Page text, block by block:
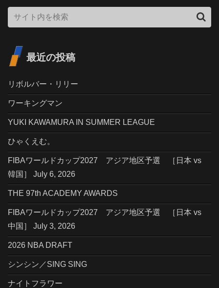
最近の投稿
リボルバー・リリー
ワーキングマン
YUKI KAWAMURA IN SUMMER LEAGUE
ひゃくえむ。
FIBAワールドカップ2027 アジア地区予選 ［日本 vs
韓国］ July 6, 2026
THE 97th ACADEMY AWARDS
FIBAワールドカップ2027 アジア地区予選 ［日本 vs
中国］ July 3, 2026
2026 NBA DRAFT
シンシン／SING SING
ナイトフラワー